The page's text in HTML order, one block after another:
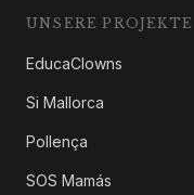
UNSERE PROJEKTE
EducaClowns
Si Mallorca
Pollença
SOS Mamás